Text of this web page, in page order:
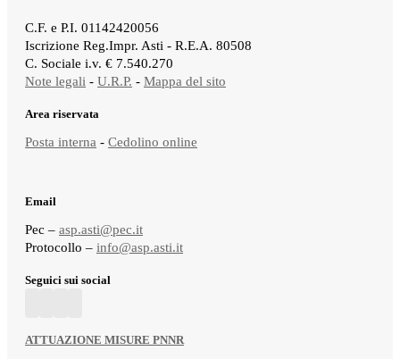
C.F. e P.I. 01142420056
Iscrizione Reg.Impr. Asti - R.E.A. 80508
C. Sociale i.v. € 7.540.270
Note legali - U.R.P. - Mappa del sito
Area riservata
Posta interna - Cedolino online
Email
Pec – asp.asti@pec.it
Protocollo – info@asp.asti.it
Seguici sui social
ATTUAZIONE MISURE PNNR